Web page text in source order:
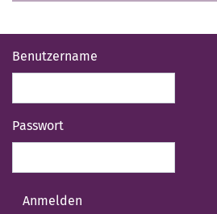
Benutzername
Passwort